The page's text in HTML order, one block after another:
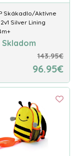
Skákadlo/Aktívne
Silver Lining
Skladom
143.95€
96.95€